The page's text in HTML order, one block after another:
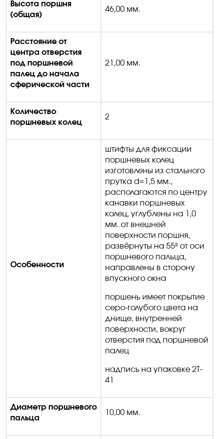
Высота поршня
(общая)
46,00 мм.
Расстояние от
центра отверстия
под поршневой
палец до начала
сферической части
21,00 мм.
Количество
поршневых колец
2
Особенности
штифты для фиксации
поршневых колец
изготовлены из стального
прутка d=1,5 мм.,
располагаются по центру
канавки поршневых
колец, углублены на 1,0
мм. от внешней
поверхности поршня,
развёрнуты на 55º от оси
поршневого пальца,
направлены в сторону
впускного окна
поршень имеет покрытие
серо-голубого цвета на
днище, внутренней
поверхности, вокруг
отверстия под поршневой
палец
надпись на упаковке 2T-
41
Диаметр поршневого
пальца
1 0,00 мм.